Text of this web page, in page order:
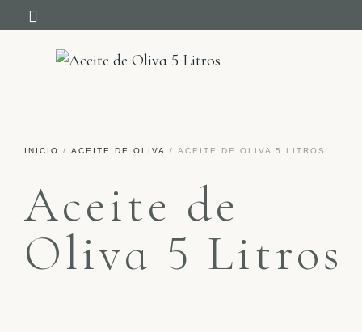
INICIO / ACEITE DE OLIVA / ACEITE DE OLIVA 5 LITROS
Aceite de
Oliva 5 Litros